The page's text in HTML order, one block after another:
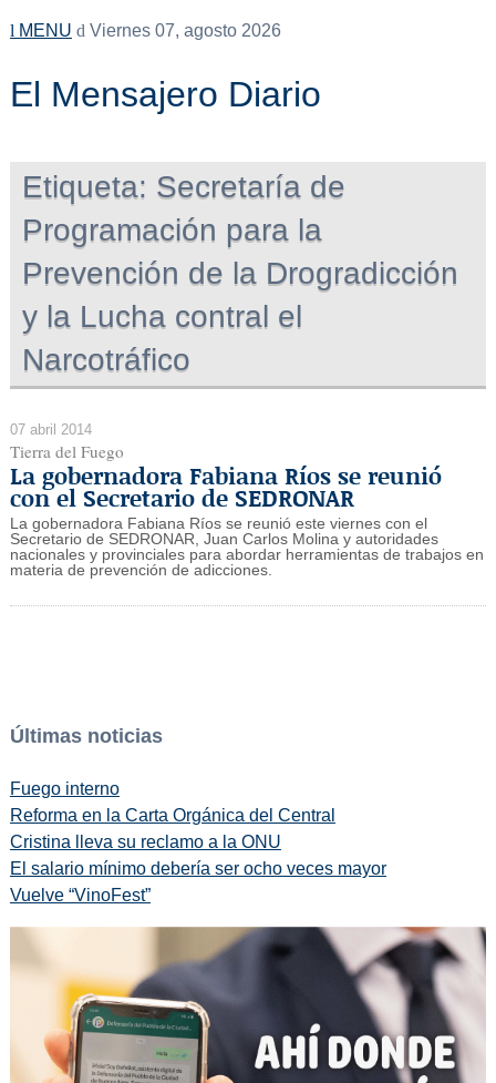
MENU Viernes 07, agosto 2026
El Mensajero Diario
Etiqueta: Secretaría de
Programación para la
Prevención de la Drogradicción
y la Lucha contral el
Narcotráfico
07 abril 2014
Tierra del Fuego
La gobernadora Fabiana Ríos se reunió
con el Secretario de SEDRONAR
La gobernadora Fabiana Ríos se reunió este viernes con el
Secretario de SEDRONAR, Juan Carlos Molina y autoridades
nacionales y provinciales para abordar herramientas de trabajos en
materia de prevención de adicciones.
Últimas noticias
Fuego interno
Reforma en la Carta Orgánica del Central
Cristina lleva su reclamo a la ONU
El salario mínimo debería ser ocho veces mayor
Vuelve “VinoFest”